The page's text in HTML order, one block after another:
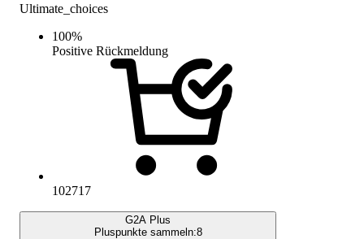
Ultimate_choices
100%
Positive Rückmeldung
102717
G2A Plus
Pluspunkte sammeln:8